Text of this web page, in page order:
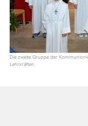
Die zweite Gruppe der
Lehrkräften.